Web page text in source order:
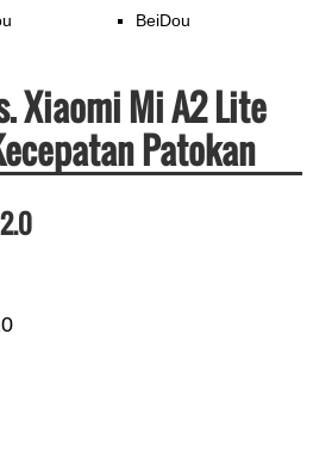
BeiDou
Xiaomi Mi A2 Lite
Patokan